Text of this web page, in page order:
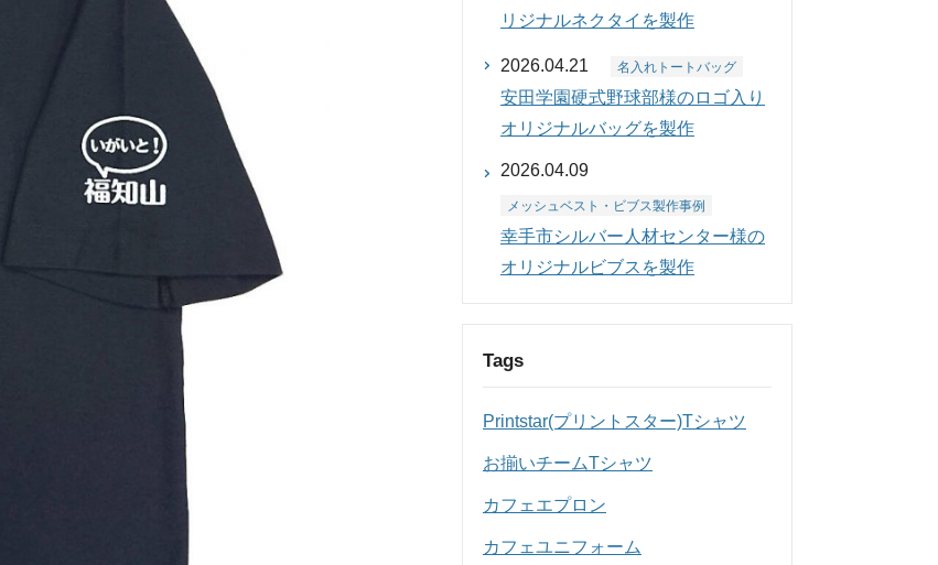
リジナルネクタイを製作
2026.04.21 名入れトートバッグ
安田学園硬式野球部様のロゴ入り
オリジナルバッグを製作
2026.04.09
メッシュベスト・ビブス製作事例
幸手市シルバー人材センター様の
オリジナルビブスを製作
Tags
Printstar(プリントスター)Tシャツ
お揃いチームTシャツ
カフェエプロン
カフェユニフォーム